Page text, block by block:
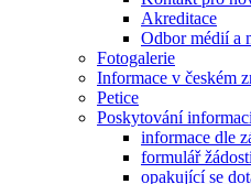
Akreditace
Odbor médií a
Fotogalerie
Informace v českém
Petice
Poskytování
informace dle
formulář
opakující se